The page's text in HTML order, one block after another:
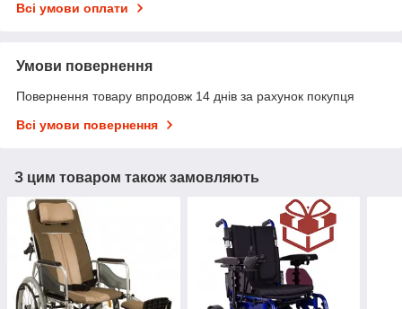
Всі умови оплати
Умови повернення
Повернення товару впродовж 14 днів за рахунок покупця
Всі умови повернення
З цим товаром також замовляють